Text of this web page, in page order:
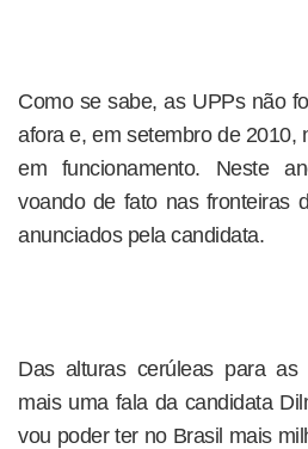
Como se sabe, as UPPs não
afora e, em setembro de 2010,
em funcionamento. Neste
voando de fato nas fronteiras
anunciados pela candidata.
Das alturas cerúleas para as
mais uma fala da candidata
vou poder ter no Brasil mais